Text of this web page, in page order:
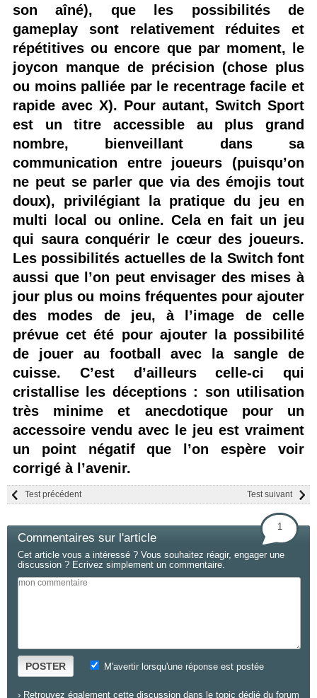
son aîné), que les possibilités de
gameplay sont relativement réduites et
répétitives ou encore que par moment, le
joycon manque de précision (chose plus
ou moins palliée par le recentrage facile et
rapide avec X). Pour autant, Switch Sport
est un titre accessible au plus grand
nombre, bienveillant dans sa
communication entre joueurs (puisqu’on
ne peut se parler que via des émojis tout
doux), privilégiant la pratique du jeu en
multi local ou online. Cela en fait un jeu
qui saura conquérir le cœur des joueurs.
Les possibilités actuelles de la Switch font
aussi que l’on peut envisager des mises à
jour plus ou moins fréquentes pour ajouter
des modes de jeu, à l’image de celle
prévue cet été pour ajouter la possibilité
de jouer au football avec la sangle de
cuisse. C’est d’ailleurs celle-ci qui
cristallise les déceptions : son utilisation
très minime et anecdotique pour un
accessoire vendu avec le jeu est vraiment
un point négatif que l’on espère voir
corrigé à l’avenir.
Test suivant
Test précédent
Commentaires sur l'article
1
Cet article vous a intéressé ? Vous souhaitez réagir, engager une
discussion ? Ecrivez simplement un commentaire.
POSTER M'avertir lorsqu'une réponse est postée
› Retrouvez également cette discussion dans le topic dédié du forum